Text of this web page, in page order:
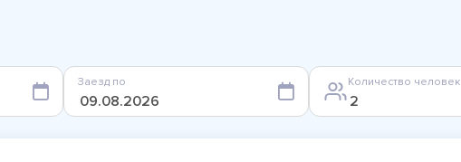
Заезд по Количество человек